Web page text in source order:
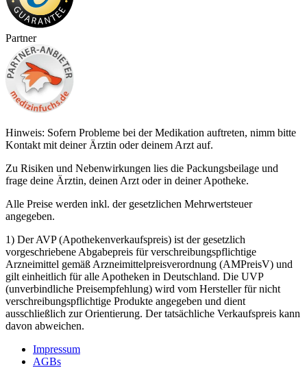
Partner
Hinweis: Sofern Probleme bei der Medikation auftreten, nimm bitte
Kontakt mit deiner Ärztin oder deinem Arzt auf.
Zu Risiken und Nebenwirkungen lies die Packungsbeilage und
frage deine Ärztin, deinen Arzt oder in deiner Apotheke.
Alle Preise werden inkl. der gesetzlichen Mehrwertsteuer
angegeben.
1) Der AVP (Apothekenverkaufspreis) ist der gesetzlich
vorgeschriebene Abgabepreis für verschreibungspflichtige
Arzneimittel gemäß Arzneimittelpreisverordnung (AMPreisV) und
gilt einheitlich für alle Apotheken in Deutschland. Die UVP
(unverbindliche Preisempfehlung) wird vom Hersteller für nicht
verschreibungspflichtige Produkte angegeben und dient
ausschließlich zur Orientierung. Der tatsächliche Verkaufspreis kann
davon abweichen.
Impressum
AGBs